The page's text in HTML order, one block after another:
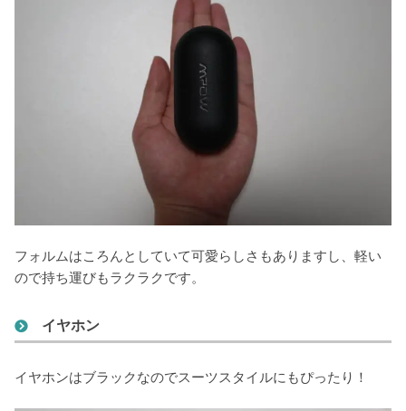
フォルムはころんとしていて可愛らしさもありますし、軽い
ので持ち運びもラクラクです。
イヤホン
イヤホンはブラックなのでスーツスタイルにもぴったり！